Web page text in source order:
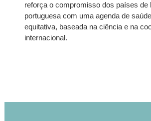
reforça o compromisso dos países de
portuguesa com uma agenda de
equitativa, baseada na ciência e na
internacional.